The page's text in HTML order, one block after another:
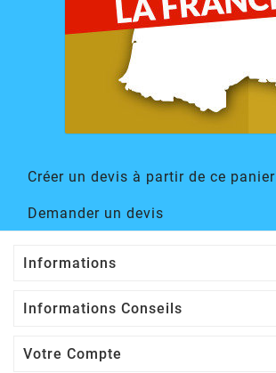
Créer un devis à partir de ce panier
Demander un devis
Informations
Informations Conseils
Votre Compte